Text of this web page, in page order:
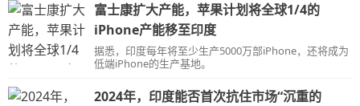
富士康扩大产能，苹果计划将全球1/4的
iPhone产能移至印度
据悉，印度每年将至少生产5000万部iPhone，还将成为
低端iPhone的生产基地。
2024年，印度能否首次抗住市场“沉重的